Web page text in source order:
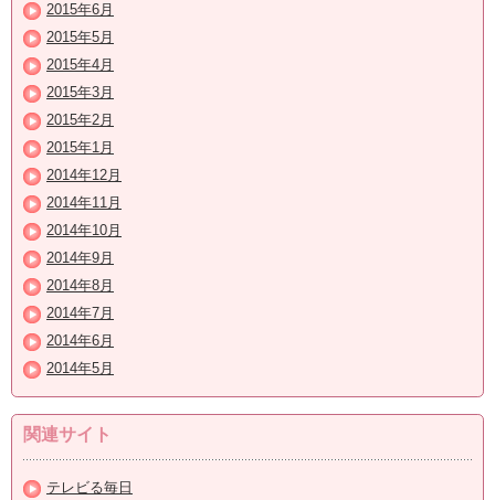
2015年6月
2015年5月
2015年4月
2015年3月
2015年2月
2015年1月
2014年12月
2014年11月
2014年10月
2014年9月
2014年8月
2014年7月
2014年6月
2014年5月
関連サイト
テレビる毎日